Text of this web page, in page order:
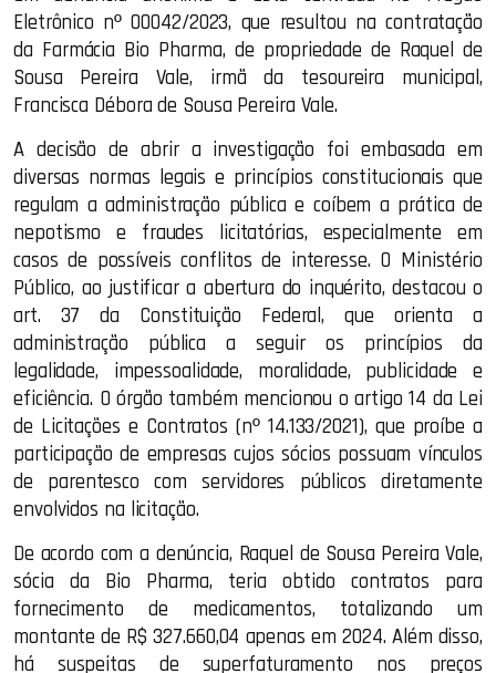
Eletrônico nº 00042/2023, que resultou na contratação
da Farmácia Bio Pharma, de propriedade de Raquel de
Sousa Pereira Vale, irmã da tesoureira municipal,
Francisca Débora de Sousa Pereira Vale.
A decisão de abrir a investigação foi embasada em
diversas normas legais e princípios constitucionais que
regulam a administração pública e coíbem a prática de
nepotismo e fraudes licitatórias, especialmente em
casos de possíveis conflitos de interesse. O Ministério
Público, ao justificar a abertura do inquérito, destacou o
art. 37 da Constituição Federal, que orienta a
administração pública a seguir os princípios da
legalidade, impessoalidade, moralidade, publicidade e
eficiência. O órgão também mencionou o artigo 14 da Lei
de Licitações e Contratos (nº 14.133/2021), que proíbe a
participação de empresas cujos sócios possuam vínculos
de parentesco com servidores públicos diretamente
envolvidos na licitação.
De acordo com a denúncia, Raquel de Sousa Pereira Vale,
sócia da Bio Pharma, teria obtido contratos para
fornecimento de medicamentos, totalizando um
montante de R$ 327.660,04 apenas em 2024. Além disso,
há suspeitas de superfaturamento nos preços